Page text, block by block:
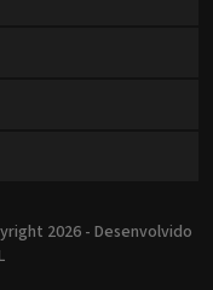
2026 - Desenvolvido